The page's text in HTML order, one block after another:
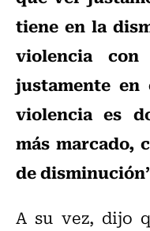
tiene en la
violencia
justamente
violencia es
más marcado,
de
A su vez, dijo